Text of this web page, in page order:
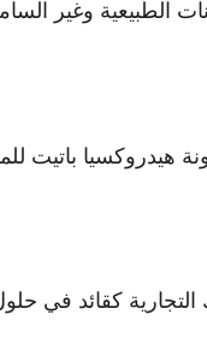
وغير السامة.
هيدروكسيا باتيت
التجارية كقائد في